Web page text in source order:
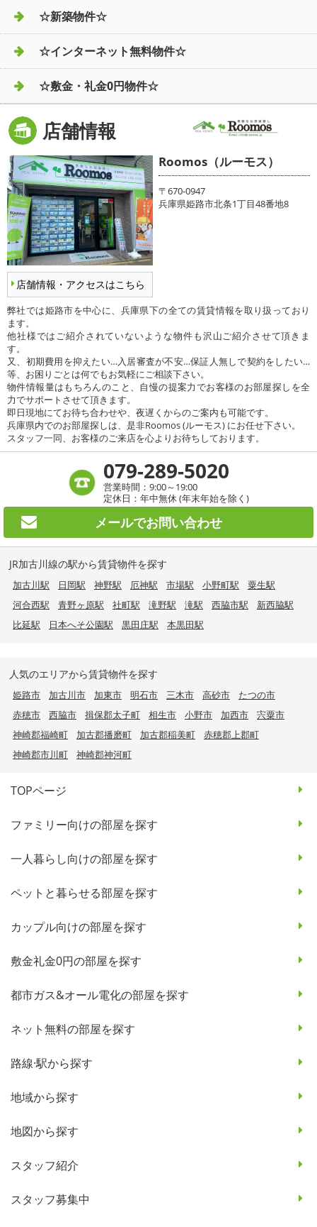
☆新築物件☆
☆インターネット無料物件☆
☆敷金・礼金0円物件☆
店舗情報
店舗情報・アクセスはこちら
Roomos（ルーモス）
〒670-0947
兵庫県姫路市北条1丁目48番地8
弊社では姫路市を中心に、兵庫県下の全ての賃貸情報を取り扱っており
ます。
他社様ではご紹介されていないような物件も沢山ご紹介させて頂きま
す。
又、初期費用を抑えたい…入居審査が不安…保証人無しで契約をしたい…
等、お困りごとは何でもお気軽にご相談下さい。
物件情報量はもちろんのこと、自慢の提案力でお客様のお部屋探しを全
力でサポートさせて頂きます。
即日現地にてお待ち合わせや、夜遅くからのご案内も可能です。
兵庫県内でのお部屋探しは、是非Roomos (ルーモス) にお任せ下さい。
スタッフ一同、お客様のご来店を心よりお待ちしております。
079-289-5020
営業時間：9:00～19:00
定休日：年中無休 (年末年始を除く)
メールでお問い合わせ
JR加古川線の駅から賃貸物件を探す
加古川駅 日岡駅 神野駅 厄神駅 市場駅 小野町駅
粟生駅
河合西駅
青野ヶ原駅 社町駅 滝野駅 滝駅 西脇市駅
新西脇駅
比延駅
日本へそ公園駅 黒田庄駅 本黒田駅
人気のエリアから賃貸物件を探す
姫路市 加古川市 加東市 明石市 三木市 高砂市
たつの市
赤穂市
西脇市 揖保郡太子町 相生市 小野市 加西市
宍粟市
神崎郡福崎町
加古郡播磨町 加古郡稲美町
赤穂郡上郡町
神崎郡市川町
神崎郡神河町
TOPページ
ファミリー向けの部屋を探す
一人暮らし向けの部屋を探す
ペットと暮らせる部屋を探す
カップル向けの部屋を探す
敷金礼金0円の部屋を探す
都市ガス&オール電化の部屋を探す
ネット無料の部屋を探す
路線·駅から探す
地域から探す
地図から探す
スタッフ紹介
スタッフ募集中